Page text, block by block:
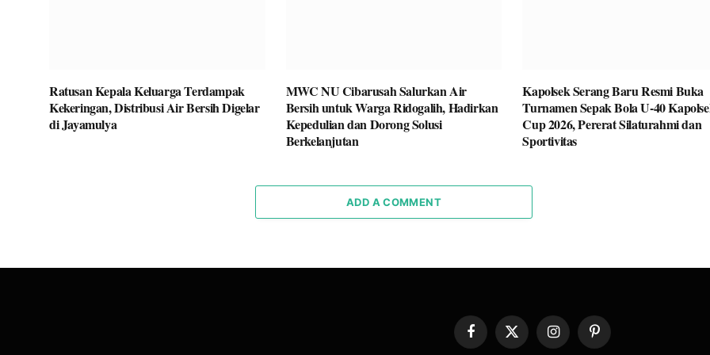
Ratusan Kepala Keluarga Terdampak
Kekeringan, Distribusi Air Bersih Digelar
di Jayamulya
MWC NU Cibarusah Salurkan Air
Bersih untuk Warga Ridogalih, Hadirkan
Kepedulian dan Dorong Solusi
Berkelanjutan
Kapolsek Serang Baru Resmi Buka
Turnamen Sepak Bola U-40
Cup 2026, Pererat Silaturahmi dan
Sportivitas
ADD A COMMENT
Facebook
X
InstagramPinterest